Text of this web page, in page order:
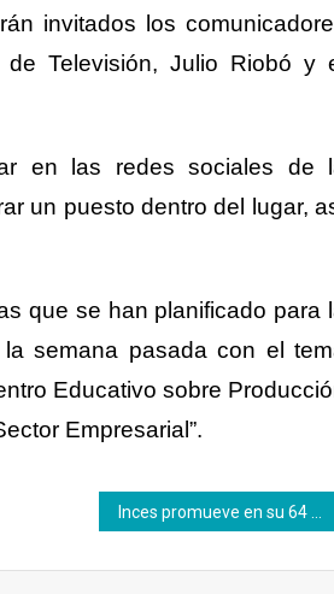
invitados los
de Televisión, Julio Riobó y
en las redes sociales de
un puesto dentro de l lugar,
que se han planificado para
semana pasada con el
Educativo sobre P
Empresarial”.